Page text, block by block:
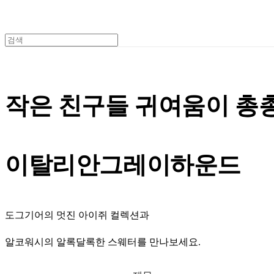
작은 친구들 귀여움이 총
이탈리안그레이하운드
도그기어의 멋진 아이쥐 컬렉션과
알코워시의 알록달록한 스웨터를 만나보세요.